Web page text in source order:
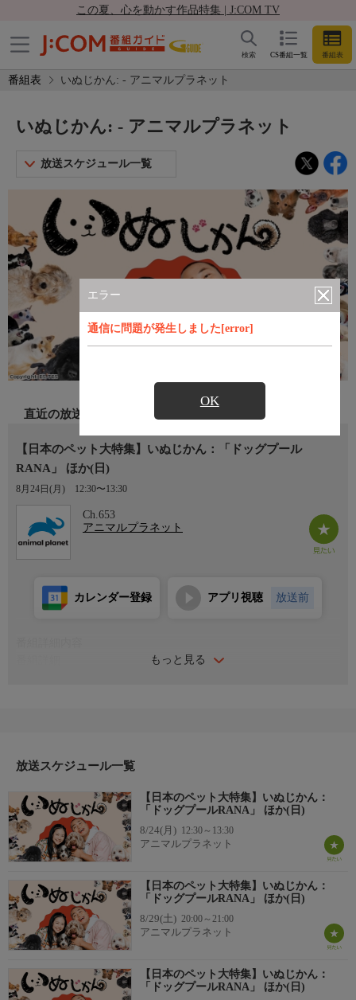
この夏、心を動かす作品特集 | J:COM TV
CS番組一覧 番組表
検索
番組表 いぬじかん: - アニマルプラネット
エラー
通信に問題が発生しました[error]
OK
いぬじかん: - アニマルプラネット
放送スケジュール一覧
直近の放送
【日本のペット大特集】いぬじかん：「ドッグプール
RANA」 ほか(日)
8月24日(月) 12:30〜13:30
Ch.653
アニマルプラネット
もっと見る
カレンダー登録 アプリ視聴 放送前
放送スケジュール一覧
【日本のペット大特集】いぬじかん：
「ドッグプールRANA」 ほか(日)
8/24(月) 12:30～13:30
アニマルプラネット
【日本のペット大特集】いぬじかん：
「ドッグプールRANA」 ほか(日)
8/29(土) 20:00～21:00
アニマルプラネット
【日本のペット大特集】いぬじかん：
「ドッグプールRANA」 ほか(日)